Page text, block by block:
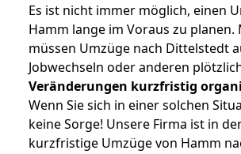
Es ist nicht immer möglich, einen
Hamm lange im Voraus zu planen.
müssen Umzüge nach Dittelstedt
Jobwechseln oder anderen
Veränderungen kurzfristig
Wenn Sie sich in einer solchen
keine Sorge! Unsere Firma ist in
kurzfristige Umzüge von Hamm